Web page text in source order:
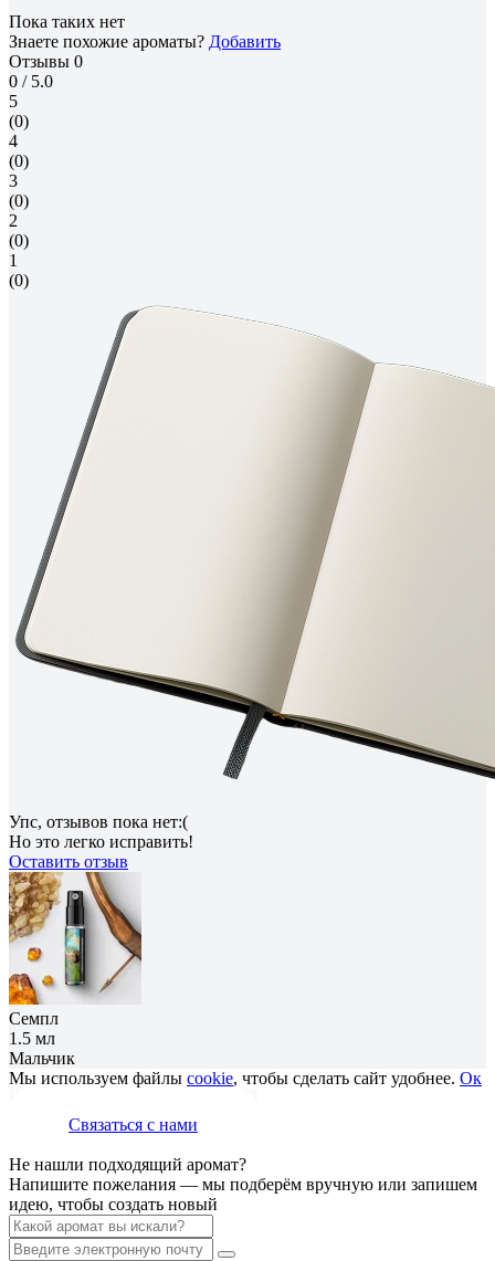
Пока таких нет
Знаете похожие ароматы? Добавить
Отзывы 0
0 / 5.0
5
(0)
4
(0)
3
(0)
2
(0)
1
(0)
Упс, отзывов пока нет:(
Но это легко исправить!
Оставить отзыв
Семпл
1.5 мл
Мальчик
Мы используем файлы cookie, чтобы сделать сайт удобнее. Ок
Связаться с нами
Не нашли подходящий аромат?
Напишите пожелания — мы подберём вручную или запишем
идею, чтобы создать новый